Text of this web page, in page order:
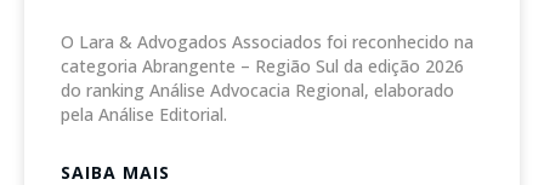
O Lara & Advogados Associados foi reconhecido na
categoria Abrangente – Região Sul da edição 2026
do ranking Análise Advocacia Regional, elaborado
pela Análise Editorial.
SAIBA MAIS